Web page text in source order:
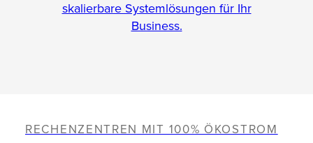
skalierbare Systemlösungen für Ihr
Business.
RECHENZENTREN MIT 100% ÖKOSTROM